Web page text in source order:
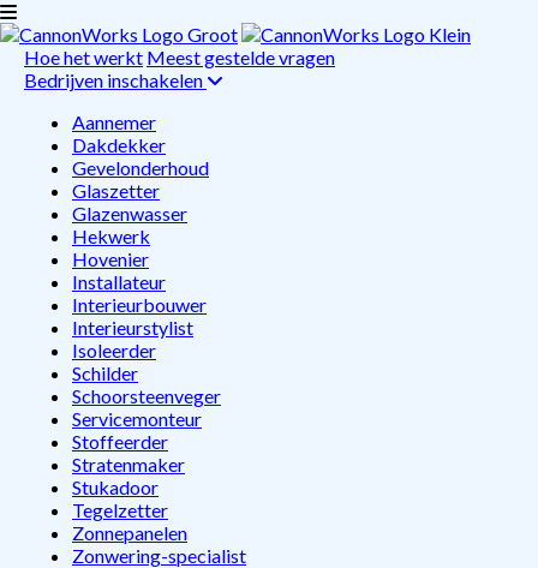
Hoe het werkt Meest gestelde vragen
Bedrijven inschakelen
Aannemer
Dakdekker
Gevelonderhoud
Glaszetter
Glazenwasser
Hekwerk
Hovenier
Installateur
Interieurbouwer
Interieurstylist
Isoleerder
Schilder
Schoorsteenveger
Servicemonteur
Stoffeerder
Stratenmaker
Stukadoor
Tegelzetter
Zonnepanelen
Zonwering-specialist